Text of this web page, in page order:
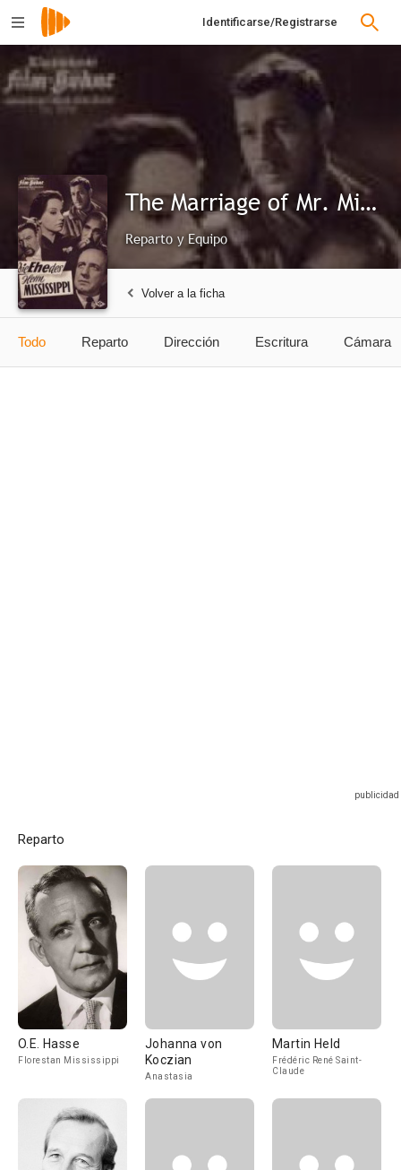
Identificarse/Registrarse
The Marriage of Mr. Mississippi
Reparto y Equipo
Volver a la ficha
Todo Reparto Dirección Escritura Cámara
Reparto
O.E. Hasse
Florestan Mississippi
Johanna von
Koczian
Anastasia
Martin Held
Frédéric René Saint-
Claude